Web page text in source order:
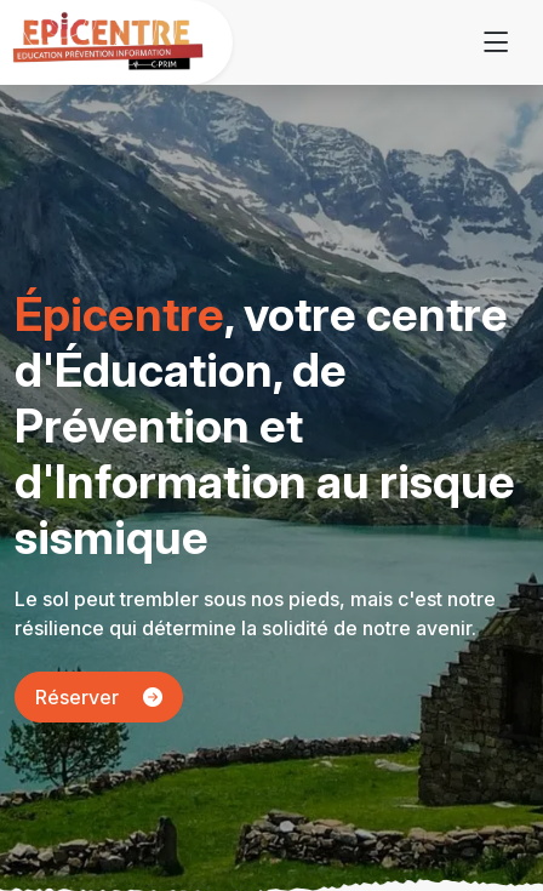
Épicentre, votre centre
d'Éducation, de
Prévention et
d'Information au risque
sismique
Le sol peut trembler sous nos pieds, mais c'est notre
résilience qui détermine la solidité de notre avenir.
Réserver